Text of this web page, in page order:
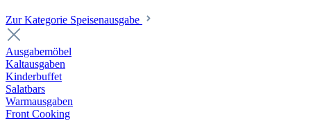
Zur Kategorie Speisenausgabe
Ausgabemöbel
Kaltausgaben
Kinderbuffet
Salatbars
Warmausgaben
Front Cooking